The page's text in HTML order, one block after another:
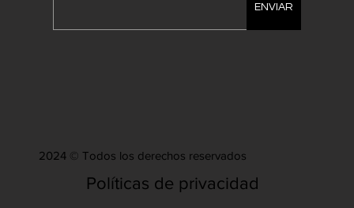
Políticas de privacidad
2024 © Todos los derechos reservados
ENVIAR